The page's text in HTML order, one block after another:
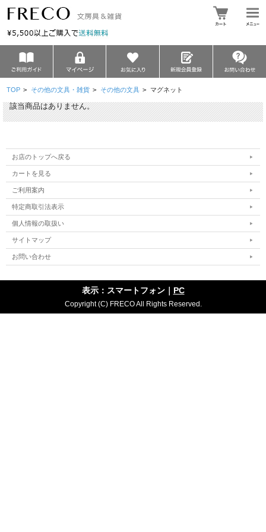
TOP > その他の文具・雑貨 > その他の文具 > マグネット
該当商品はありません。
お店のトップへ戻る
カートを見る
ご利用案内
特定商取引法表示
個人情報の取扱い
サイトマップ
お問い合わせ
表示：スマートフォン｜ PC
Copyright (C) FRECO All Rights Reserved.